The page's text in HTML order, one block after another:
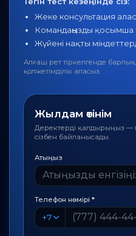
Жеке консультация
Командаңызды қосымша
Жүйені нақты
Алғаш рет тіркелгенде барлық
қолжетімділік аласыз.
Жылдам өтінім
Деректерді қалдырыңыз —
сізбен байланысады.
Атыңыз
Телефон нөмірі *
+7